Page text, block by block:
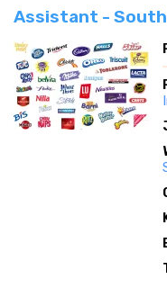
Assistant - South